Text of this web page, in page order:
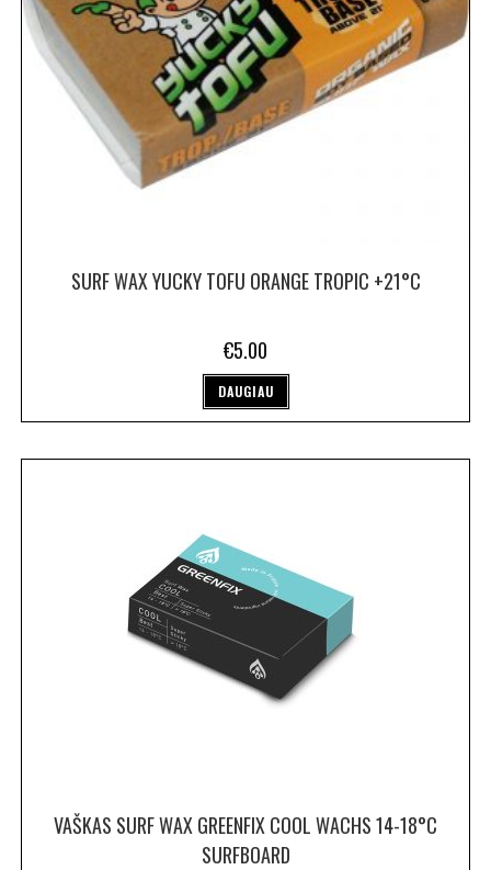
SURF WAX YUCKY TOFU ORANGE TROPIC +21°C
€5.00
DAUGIAU
VAŠKAS SURF WAX GREENFIX COOL WACHS 14-18°C
SURFBOARD